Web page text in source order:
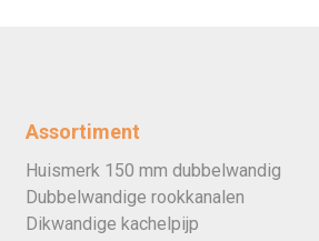
Assortiment
Huismerk 150 mm dubbelwandig
Dubbelwandige rookkanalen
Dikwandige kachelpijp